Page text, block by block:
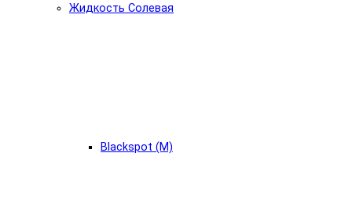
Жидкость Солевая
Blackspot (М)